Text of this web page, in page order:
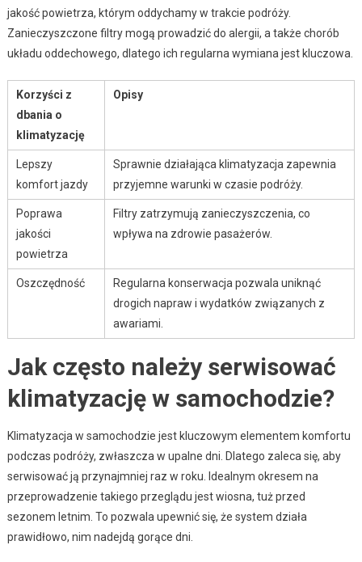
jakość powietrza, którym oddychamy w trakcie podróży.
Zanieczyszczone filtry mogą prowadzić do alergii, a także chorób
układu oddechowego, dlatego ich regularna wymiana jest kluczowa.
Korzyści z
dbania o
klimatyzację
Opisy
Lepszy
komfort jazdy
Sprawnie działająca klimatyzacja zapewnia
przyjemne warunki w czasie podróży.
Poprawa
jakości
powietrza
Filtry zatrzymują zanieczyszczenia, co
wpływa na zdrowie pasażerów.
Oszczędność
Regularna konserwacja pozwala uniknąć
drogich napraw i wydatków związanych z
awariami.
Jak często należy serwisować
klimatyzację w samochodzie?
Klimatyzacja w samochodzie jest kluczowym elementem komfortu
podczas podróży, zwłaszcza w upalne dni. Dlatego zaleca się, aby
serwisować ją przynajmniej raz w roku. Idealnym okresem na
przeprowadzenie takiego przeglądu jest wiosna, tuż przed
sezonem letnim. To pozwala upewnić się, że system działa
prawidłowo, nim nadejdą gorące dni.